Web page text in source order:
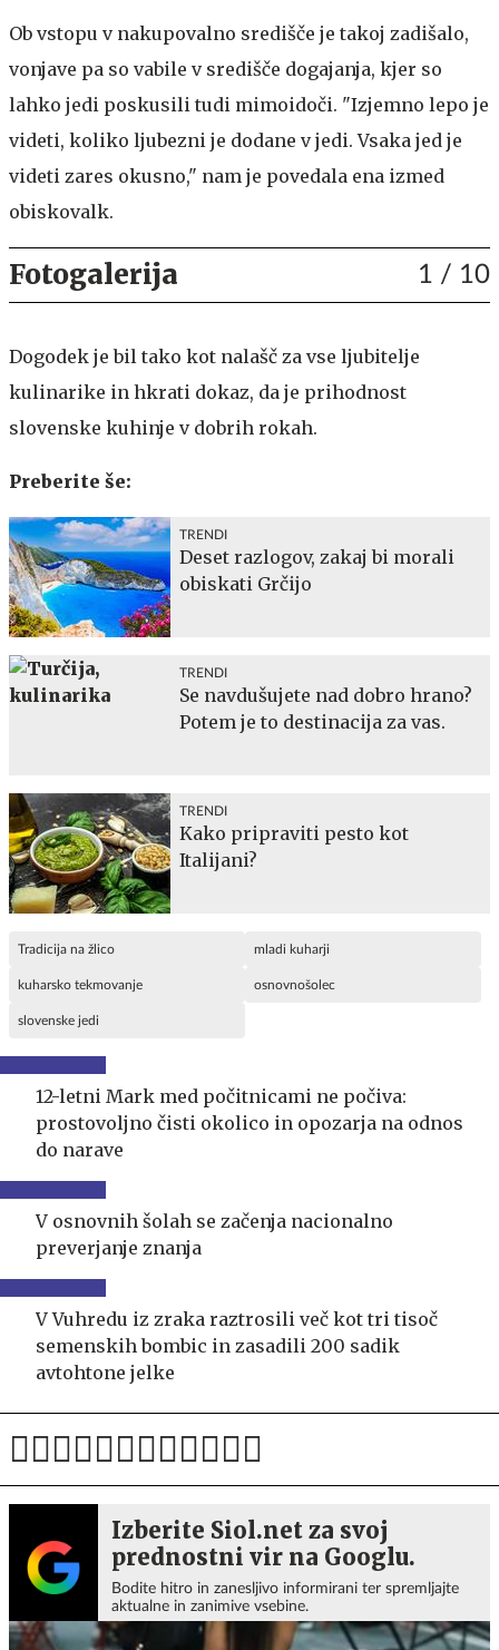
Ob vstopu v nakupovalno središče je takoj zadišalo,
vonjave pa so vabile v središče dogajanja, kjer so
lahko jedi poskusili tudi mimoidoči. "Izjemno lepo je
videti, koliko ljubezni je dodane v jedi. Vsaka jed je
videti zares okusno," nam je povedala ena izmed
obiskovalk.
Fotogalerija 1 / 10
Dogodek je bil tako kot nalašč za vse ljubitelje
kulinarike in hkrati dokaz, da je prihodnost
slovenske kuhinje v dobrih rokah.
Preberite še:
TRENDI
Deset razlogov, zakaj bi morali
obiskati Grčijo
TRENDI
Se navdušujete nad dobro hrano?
Potem je to destinacija za vas.
TRENDI
Kako pripraviti pesto kot
Italijani?
Tradicija na žlico mladi kuharji
kuharsko tekmovanje osnovnošolec
slovenske jedi
12-letni Mark med počitnicami ne počiva:
prostovoljno čisti okolico in opozarja na odnos
do narave
V osnovnih šolah se začenja nacionalno
preverjanje znanja
V Vuhredu iz zraka raztrosili več kot tri tisoč
semenskih bombic in zasadili 200 sadik
avtohtone jelke
Izberite Siol.net za svoj
prednostni vir na Googlu.
Bodite hitro in zanesljivo informirani ter spremljajte
aktualne in zanimive vsebine.